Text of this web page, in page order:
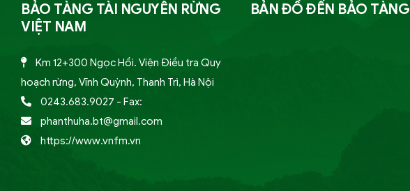
BẢO TÀNG TÀI NGUYÊN RỪNG
VIỆT NAM
Km 12+300 Ngọc Hồi. Viện Điều tra Quy
hoạch rừng, Vĩnh Quỳnh, Thanh Trì, Hà Nội
0243.683.9027 - Fax:
phanthuha.bt@gmail.com
https://www.vnfm.vn
BẢN ĐỒ ĐẾN BẢO TÀNG